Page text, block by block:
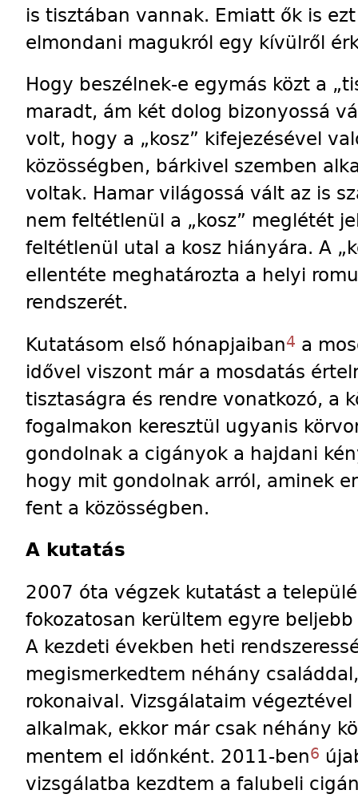
is tisztában vannak. Emiatt ők is
elmondani magukról egy kívülről
Hogy beszélnek-e egymás közt a
maradt, ám két dolog bizonyossá
volt, hogy a „kosz” kifejezésével
közösségben, bárkivel szemben
voltak. Hamar világossá vált az is
nem feltétlenül a „kosz” meglétét
feltétlenül utal a kosz hiányára. A
ellentéte meghatározta a helyi
rendszerét.
Kutatásom első hónapjaiban4 a
idővel viszont már a mosdatás
tisztaságra és rendre vonatkozó, a
fogalmakon keresztül ugyanis
gondolnak a cigányok a hajdani
hogy mit gondolnak arról, aminek
fent a közösségben.
A kutatás
2007 óta végzek kutatást a
fokozatosan kerültem egyre
A kezdeti években heti
megismerkedtem néhány
rokonaival. Vizsgálataim
alkalmak, ekkor már csak néhány
mentem el időnként. 2011-ben6
vizsgálatba kezdtem a falubeli